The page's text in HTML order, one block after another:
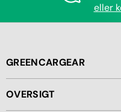
eller
GREENCARGEAR
OVERSIGT